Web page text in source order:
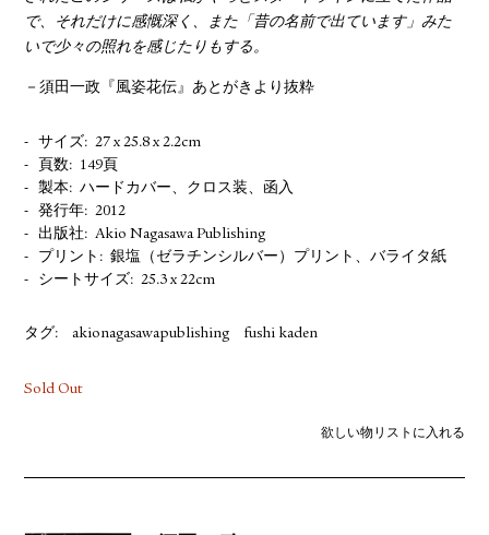
Sold Out
欲しい物リストに入れる
で、それだけに感慨深く、また「昔の名前で出ています」みた
いで少々の照れを感じたりもする。
－須田一政『風姿花伝』あとがきより抜粋
サイズ
27 x 25.8 x 2.2cm
頁数
149頁
製本
ハードカバー、クロス装、函入
発行年
2012
出版社
Akio Nagasawa Publishing
プリント
銀塩（ゼラチンシルバー）プリント、バライタ紙
シートサイズ
25.3 x 22cm
タグ: akionagasawapublishing fushi kaden